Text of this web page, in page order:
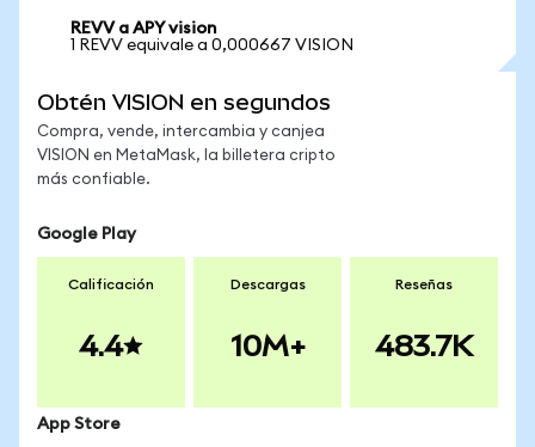
REVV a APY vision
1 REVV equivale a 0,000667 VISION
Obtén VISION en segundos
Compra, vende, intercambia y canjea
VISION en MetaMask, la billetera cripto
más confiable.
Google Play
Calificación
4.4
Descargas
10M+
Reseñas
483.7K
App Store